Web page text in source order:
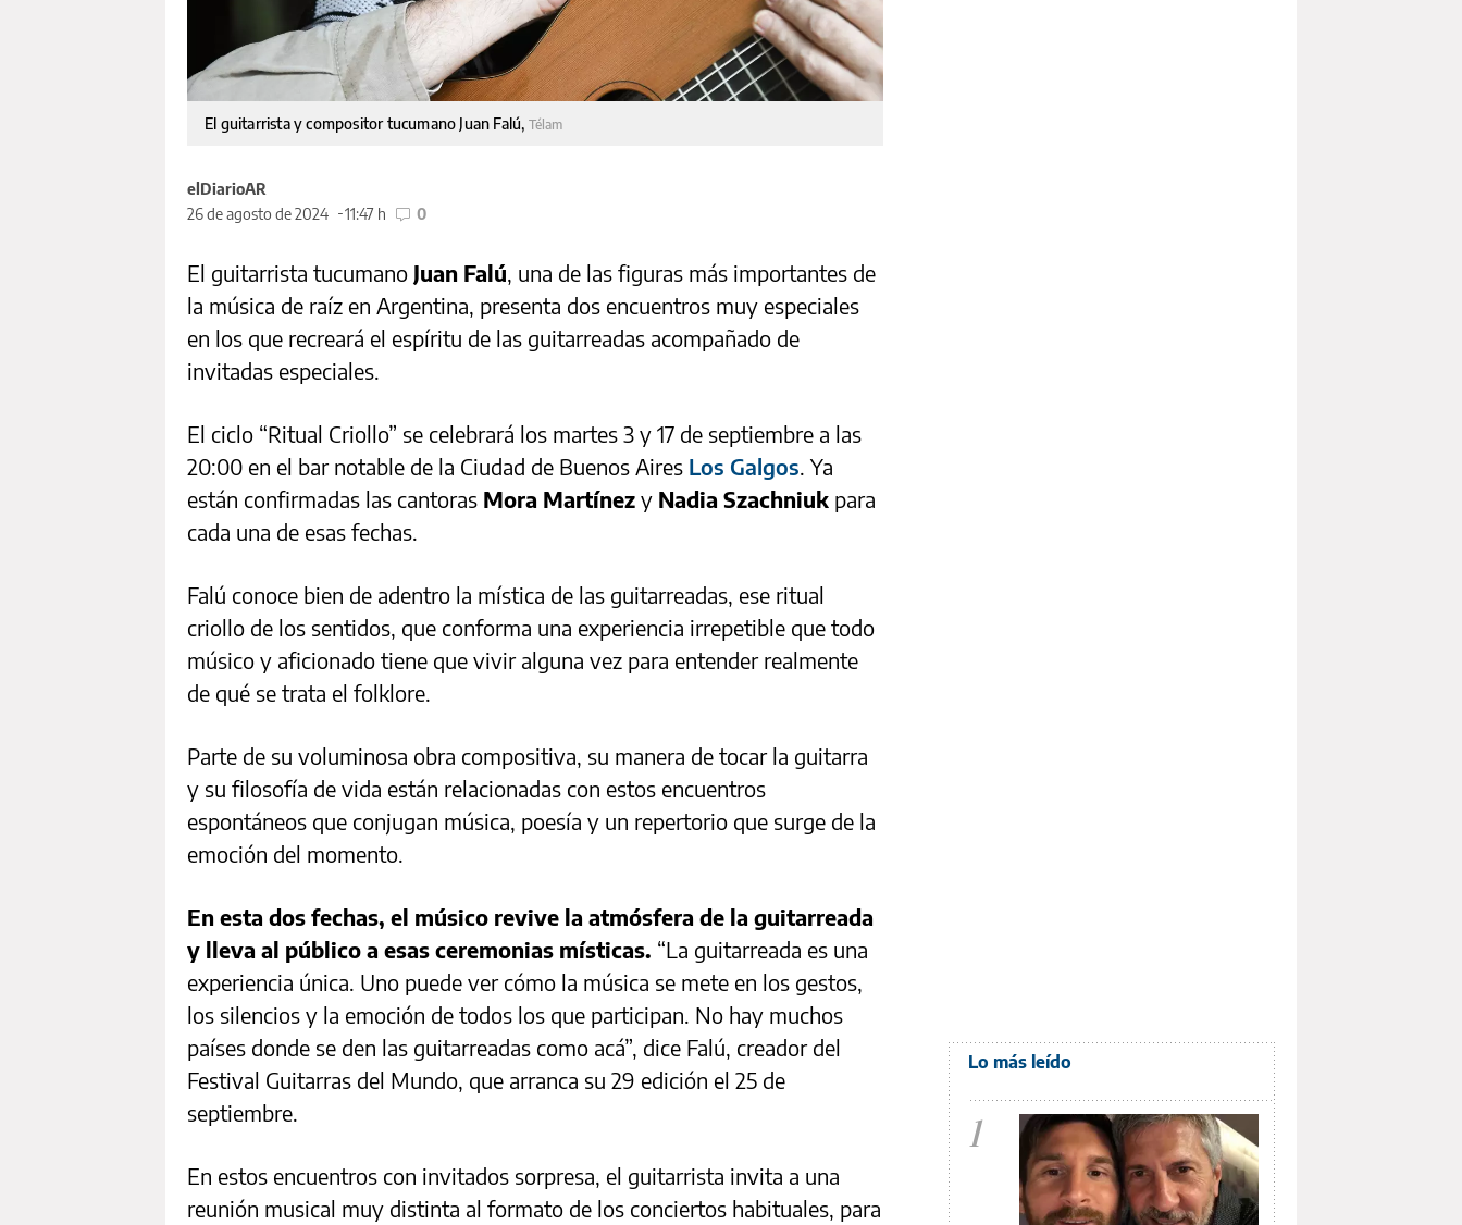
El guitarrista y compositor tucumano Juan Falú, Télam
elDiarioAR
26 de agosto de 2024
11:47 h 0
El guitarrista tucumano Juan Falú, una de las figuras más importantes de
la música de raíz en Argentina, presenta dos encuentros muy especiales
en los que recreará el espíritu de las guitarreadas acompañado de
invitadas especiales.
El ciclo “Ritual Criollo” se celebrará los martes 3 y 17 de septiembre a las
20:00 en el bar notable de la Ciudad de Buenos Aires Los Galgos. Ya
están confirmadas las cantoras Mora Martínez y Nadia Szachniuk para
cada una de esas fechas.
Falú conoce bien de adentro la mística de las guitarreadas, ese ritual
criollo de los sentidos, que conforma una experiencia irrepetible que todo
músico y aficionado tiene que vivir alguna vez para entender realmente
de qué se trata el folklore.
Parte de su voluminosa obra compositiva, su manera de tocar la guitarra
y su filosofía de vida están relacionadas con estos encuentros
espontáneos que conjugan música, poesía y un repertorio que surge de la
emoción del momento.
En esta dos fechas, el músico revive la atmósfera de la guitarreada
y lleva al público a esas ceremonias místicas. “La guitarreada es una
experiencia única. Uno puede ver cómo la música se mete en los gestos,
los silencios y la emoción de todos los que participan. No hay muchos
países donde se den las guitarreadas como acá”, dice Falú, creador del
Festival Guitarras del Mundo, que arranca su 29 edición el 25 de
septiembre.
En estos encuentros con invitados sorpresa, el guitarrista invita a una
reunión musical muy distinta al formato de los conciertos habituales, para
Lo más leído
1